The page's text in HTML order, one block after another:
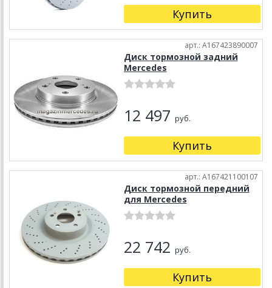
Купить
арт.: A167423890007
Диск тормозной задний
Mercedes
12 497 руб.
Купить
арт.: A167421100107
Диск тормозной передний
для Mercedes
22 742 руб.
Купить